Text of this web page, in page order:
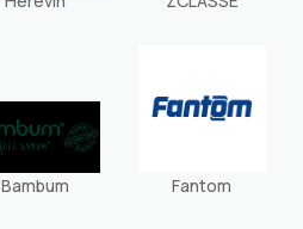
Bambum Fantom